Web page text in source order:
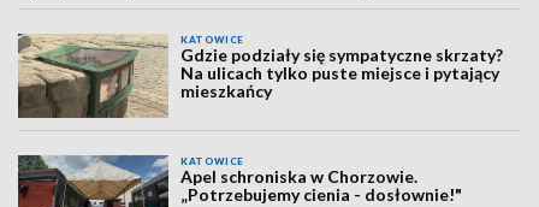
KATOWICE
Gdzie podziały się sympatyczne skrzaty?
Na ulicach tylko puste miejsce i pytający
mieszkańcy
KATOWICE
Apel schroniska w Chorzowie.
„Potrzebujemy cienia - dosłownie!"